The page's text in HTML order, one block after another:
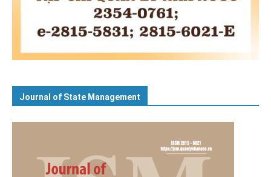
Journal of State Management